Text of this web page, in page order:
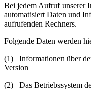
Bei jedem Aufruf unserer
automatisiert Daten und
aufrufenden Rechners.
Folgende Daten werden
(1) Informationen über
Version
(2) Das Betriebssystem